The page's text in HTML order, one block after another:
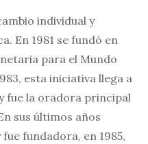
individual y
En 1981 se fundó en
para el Mundo
esta iniciativa llega a
fue la oradora principal
sus últimos años
fundadora, en 1985,